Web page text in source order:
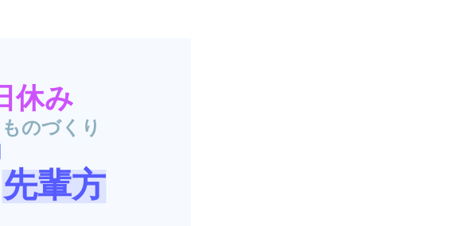
先輩方
休み
ものづくり